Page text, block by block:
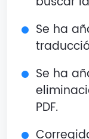
Se ha
Se ha
PDF.